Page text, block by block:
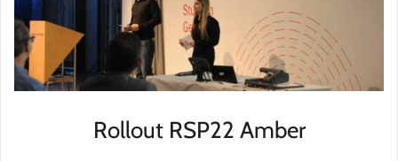
Rollout RSP22 Amber